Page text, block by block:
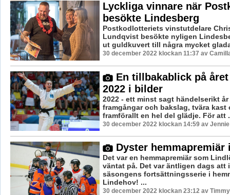
Lyckliga vinnare när
besökte Lindesberg
Postkodlotteriets vinstutdelare
Lundqvist besökte nyligen
ut guldkuvert till några mycket
30 december 2022 klockan 11:37 av
En tillbakablick på året
2022 i bilder
2022 - ett minst sagt händelserikt
framgångar och bakslag, tvära kast
framförallt en hel del glädje. För att
30 december 2022 klockan 14:59 av
Dyster hemmapremiär
Det var en hemmapremiär som
väntat på. Det var äntligen dags att
säsongens fortsättningsserie i
Lindehov! ...
30 december 2022 klockan 23:12 av